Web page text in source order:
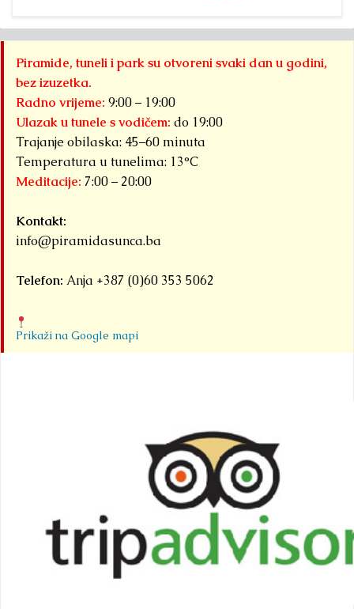
Piramide, tuneli i park su otvoreni svaki dan u godini,
bez izuzetka.
Radno vrijeme: 9:00 – 19:00
Ulazak u tunele s vodičem: do 19:00
Trajanje obilaska: 45–60 minuta
Temperatura u tunelima: 13°C
Meditacije: 7:00 – 20:00
Kontakt:
info@piramidasunca.ba
Telefon: Anja +387 (0)60 353 5062
Prikaži na Google mapi